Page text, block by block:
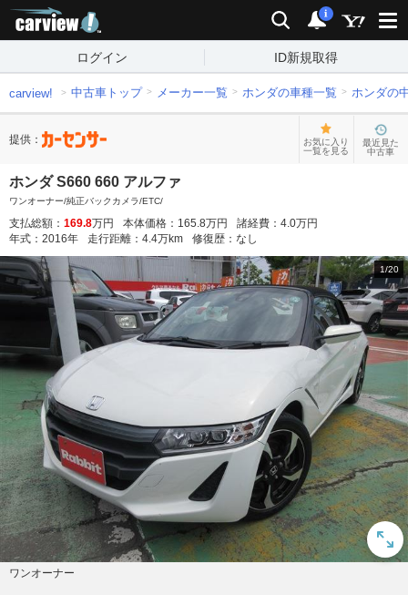
検索 通知
i
ログイン ID新規取得
carview! 中古車トップ メーカー一覧 ホンダの車種一覧 ホンダの
提供：
お気に入り
一覧を見る
最近見た
中古車
ホンダ S660 660 アルファ
ワンオーナー/純正バックカメラ/ETC/
支払総額： 169.8万円 本体価格： 165.8万円 諸経費： 4.0万円
年式： 2016年 走行距離： 4.4万km 修復歴： なし
1/20
ワンオーナー